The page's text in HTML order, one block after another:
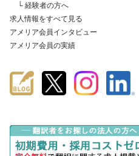
└ 経験者の方へ
求人情報をすべて見る
アメリア会員インタビュー
アメリア会員の実績